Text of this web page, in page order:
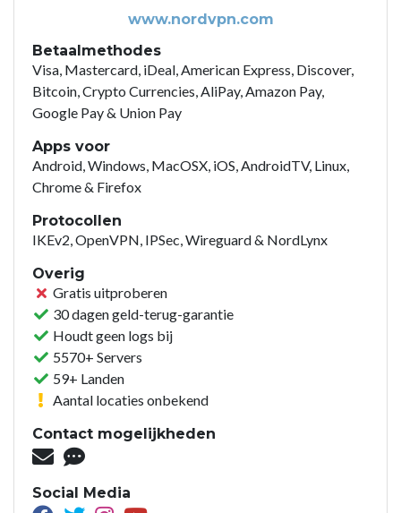
www.nordvpn.com
Betaalmethodes
Visa, Mastercard, iDeal, American Express, Discover,
Bitcoin, Crypto Currencies, AliPay, Amazon Pay,
Google Pay & Union Pay
Apps voor
Android, Windows, MacOSX, iOS, AndroidTV, Linux,
Chrome & Firefox
Protocollen
IKEv2, OpenVPN, IPSec, Wireguard & NordLynx
Overig
Gratis uitproberen
30 dagen geld-terug-garantie
Houdt geen logs bij
5570+ Servers
59+ Landen
Aantal locaties onbekend
Contact mogelijkheden
Social Media